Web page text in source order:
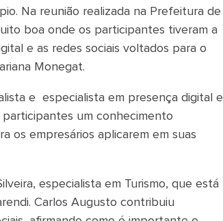
Na reunião realizada na Prefeitura de
boa onde os participantes tiveram a
e as redes sociais voltados para o
Monegat.
e especialista em presença digital e
um conhecimento
os empresários aplicarem em suas
especialista em Turismo, que está
Carlos Augusto contribuiu